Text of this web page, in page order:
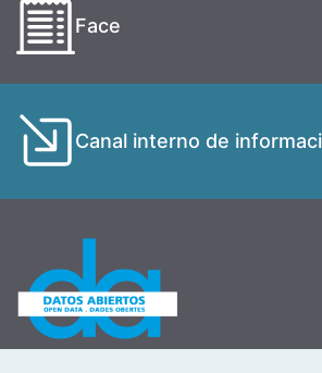
Face
Canal interno de